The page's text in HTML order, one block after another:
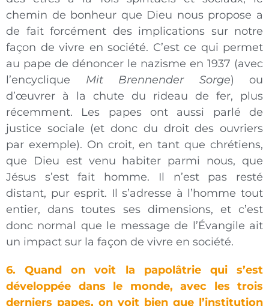
chemin de bonheur que Dieu nous propose a
de fait forcément des implications sur notre
façon de vivre en société. C’est ce qui permet
au pape de dénoncer le nazisme en 1937 (avec
l’encyclique Mit Brennender Sorge) ou
d’œuvrer à la chute du rideau de fer, plus
récemment. Les papes ont aussi parlé de
justice sociale (et donc du droit des ouvriers
par exemple). On croit, en tant que chrétiens,
que Dieu est venu habiter parmi nous, que
Jésus s’est fait homme. Il n’est pas resté
distant, pur esprit. Il s’adresse à l’homme tout
entier, dans toutes ses dimensions, et c’est
donc normal que le message de l’Évangile ait
un impact sur la façon de vivre en société.
6. Quand on voit la papolâtrie qui s’est
développée dans le monde, avec les trois
derniers papes, on voit bien que l’institution